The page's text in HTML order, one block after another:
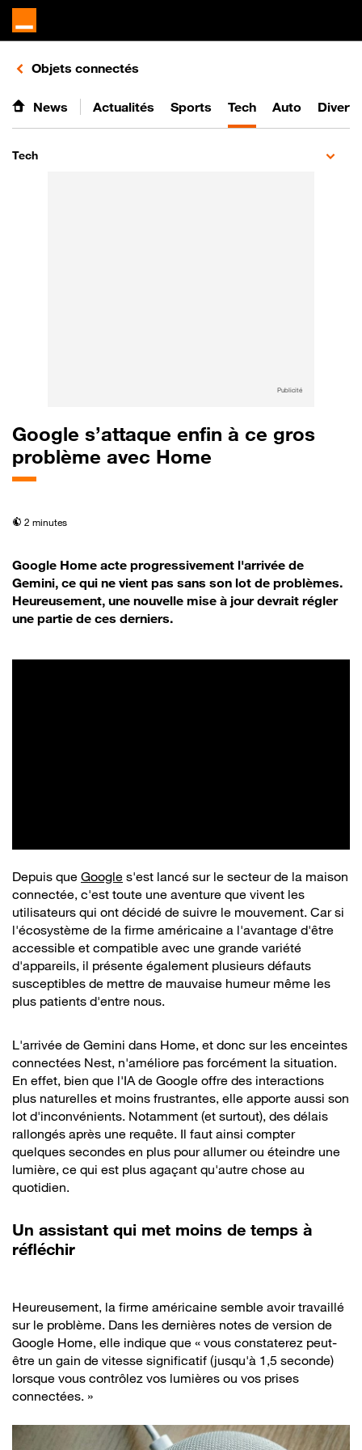
Retours vers le listing d'articles de la catégorie
Objets connectés
News Actualités Sports Tech Auto
Tech
Publicité
Google s’attaque enfin à ce gros
problème avec Home
temps de lecture
2 minutes
Google Home acte progressivement l'arrivée de
Gemini, ce qui ne vient pas sans son lot de problèmes.
Heureusement, une nouvelle mise à jour devrait régler
une partie de ces derniers.
Depuis que Google s'est lancé sur le secteur de la maison
connectée, c'est toute une aventure que vivent les
utilisateurs qui ont décidé de suivre le mouvement. Car si
l'écosystème de la firme américaine a l'avantage d'être
accessible et compatible avec une grande variété
d'appareils, il présente également plusieurs défauts
susceptibles de mettre de mauvaise humeur même les
plus patients d'entre nous.
L'arrivée de Gemini dans Home, et donc sur les enceintes
connectées Nest, n'améliore pas forcément la situation.
En effet, bien que l'IA de Google offre des interactions
plus naturelles et moins frustrantes, elle apporte aussi son
lot d'inconvénients. Notamment (et surtout), des délais
rallongés après une requête. Il faut ainsi compter
quelques secondes en plus pour allumer ou éteindre une
lumière, ce qui est plus agaçant qu'autre chose au
quotidien.
Un assistant qui met moins de temps à
réfléchir
Heureusement, la firme américaine semble avoir travaillé
sur le problème. Dans les dernières notes de version de
Google Home, elle indique que « vous constaterez peut-
être un gain de vitesse significatif (jusqu'à 1,5 seconde)
lorsque vous contrôlez vos lumières ou vos prises
connectées. »